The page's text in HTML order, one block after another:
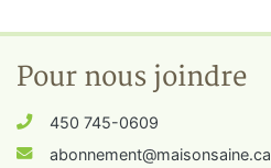
Pour nous joindre
450 745-0609
abonnement@maisonsaine.ca